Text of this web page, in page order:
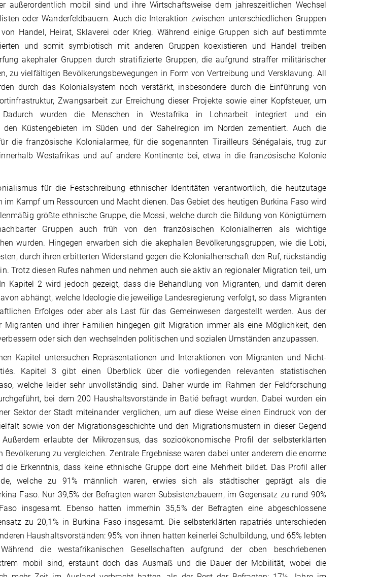
außerordentlich mobil sind und ihre Wirtschaftsweise dem jahreszeitlichen Wechsel
oder Wanderfeldbauern. Auch die Interaktion zwischen unterschiedlichen Gruppen
Handel, Heirat, Sklaverei oder Krieg. Während einige Gruppen sich auf bestimmte
und somit symbiotisch mit anderen Gruppen koexistieren und Handel treiben
akephaler Gruppen durch stratifizierte Gruppen, die aufgrund straffer militärischer
zu vielfältigen Bevölkerungsbewegungen in Form von Vertreibung und Versklavung. All
durch das Kolonialsystem noch verstärkt, insbesondere durch die Einführung von
Zwangsarbeit zur Erreichung dieser Projekte sowie einer Kopfsteuer, um
Dadurch wurden die Menschen in Westafrika in Lohnarbeit integriert und ein
den Küstengebieten im Süden und der Sahelregion im Norden zementiert. Auch die
die französische Kolonialarmee, für die sogenannten Tirailleurs Sénégalais, trug zur
Westafrikas und auf andere Kontinente bei, etwa in die französische Kolonie
für die Festschreibung ethnischer Identitäten verantwortlich, die heutzutage
Kampf um Ressourcen und Macht dienen. Das Gebiet des heutigen Burkina Faso wird
größte ethnische Gruppe, die Mossi, welche durch die Bildung von Königtümern
Gruppen auch früh von den französischen Kolonialherren als wichtige
wurden. Hingegen erwarben sich die akephalen Bevölkerungsgruppen, wie die Lobi,
durch ihren erbitterten Widerstand gegen die Kolonialherrschaft den Ruf, rückständig
Trotz diesen Rufes nahmen und nehmen auch sie aktiv an regionaler Migration teil, um
Kapitel 2 wird jedoch gezeigt, dass die Behandlung von Migranten, und damit deren
abhängt, welche Ideologie die jeweilige Landesregierung verfolgt, so dass Migranten
Erfolges oder aber als Last für das Gemeinwesen dargestellt werden. Aus der
Migranten und ihrer Familien hingegen gilt Migration immer als eine Möglichkeit, den
oder sich den wechselnden politischen und sozialen Umständen anzupassen.
Kapitel untersuchen Repräsentationen und Interaktionen von Migranten und Nicht-
Kapitel 3 gibt einen Überblick über die vorliegenden relevanten statistischen
welche leider sehr unvollständig sind. Daher wurde im Rahmen der Feldforschung
bei dem 200 Haushaltsvorstände in Batié befragt wurden. Dabei wurden ein
Sektor der Stadt miteinander verglichen, um auf diese Weise einen Eindruck von der
sowie von der Migrationsgeschichte und den Migrationsmustern in dieser Gegend
erlaubte der Mikrozensus, das sozioökonomische Profil der selbsterklärten
Bevölkerung zu vergleichen. Zentrale Ergebnisse waren dabei unter anderem die enorme
die Erkenntnis, dass keine ethnische Gruppe dort eine Mehrheit bildet. Das Profil aller
welche zu 91% männlich waren, erwies sich als städtischer geprägt als die
Faso. Nur 39,5% der Befragten waren Subsistenzbauern, im Gegensatz zu rund 90%
insgesamt. Ebenso hatten immerhin 35,5% der Befragten eine abgeschlossene
zu 20,1% in Burkina Faso insgesamt. Die selbsterklärten rapatriés unterschieden
Haushaltsvorständen: 95% von ihnen hatten keinerlei Schulbildung, und 65% lebten
die westafrikanischen Gesellschaften aufgrund der oben beschriebenen
mobil sind, erstaunt doch das Ausmaß und die Dauer der Mobilität, wobei die